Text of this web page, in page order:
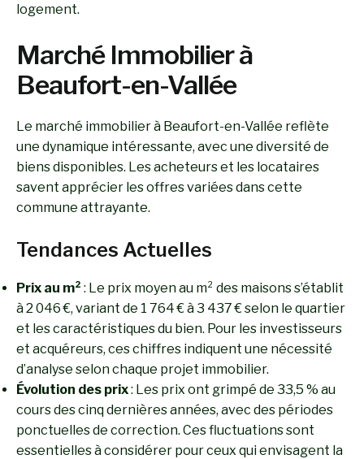
logement.
Marché Immobilier à
Beaufort-en-Vallée
Le marché immobilier à Beaufort-en-Vallée reflète
une dynamique intéressante, avec une diversité de
biens disponibles. Les acheteurs et les locataires
savent apprécier les offres variées dans cette
commune attrayante.
Tendances Actuelles
Prix au m² : Le prix moyen au m² des maisons s’établit
à 2 046 €, variant de 1 764 € à 3 437 € selon le quartier
et les caractéristiques du bien. Pour les investisseurs
et acquéreurs, ces chiffres indiquent une nécessité
d’analyse selon chaque projet immobilier.
Évolution des prix: Les prix ont grimpé de 33,5 % au
cours des cinq dernières années, avec des périodes
ponctuelles de correction. Ces fluctuations sont
essentielles à considérer pour ceux qui envisagent la